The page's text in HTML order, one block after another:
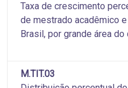
Taxa de crescimento
de mestrado acadêmico
Brasil, por grande área
M.TIT.03